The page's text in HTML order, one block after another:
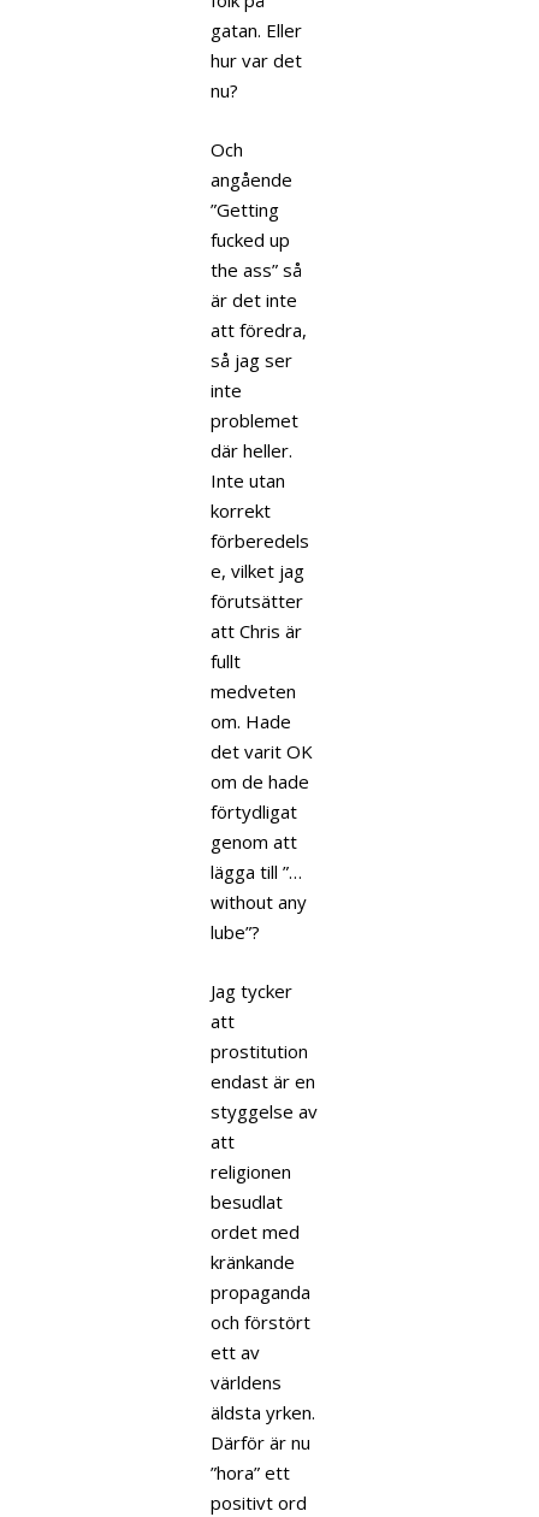
gatan. Eller
hur var det
nu?
Och
angående
”Getting
fucked up
the ass” så
är det inte
att föredra,
så jag ser
inte
problemet
där heller.
Inte utan
korrekt
förberedels
e, vilket jag
förutsätter
att Chris är
fullt
medveten
om. Hade
det varit OK
om de hade
förtydligat
genom att
lägga till ”…
without any
lube”?
Jag tycker
att
prostitution
endast är en
styggelse av
att
religionen
besudlat
ordet med
kränkande
propaganda
och förstört
ett av
världens
äldsta yrken.
Därför är nu
”hora” ett
positivt ord